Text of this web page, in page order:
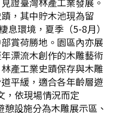
，其中貯木池現為留
息環境，夏季（5-8月）
賞荷勝地。園區內亦展
漂流木創作的木雕藝術
產工業史蹟保存與木雕
平緩，適合各年齡層遊
依現場情況而定
憩設施分為木雕展示區、